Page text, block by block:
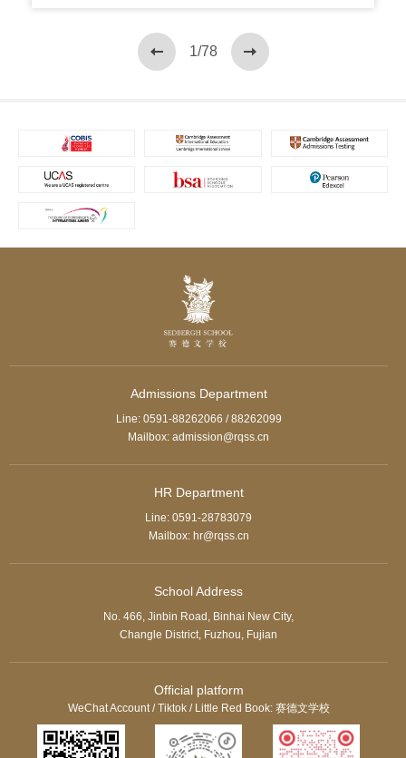
1/78
Admissions Department
Line: 0591-88262066 / 88262099
Mailbox: admission@rqss.cn
HR Department
Line: 0591-28783079
Mailbox: hr@rqss.cn
School Address
No. 466, Jinbin Road, Binhai New City,
Changle District, Fuzhou, Fujian
Official platform
WeChat Account / Tiktok / Little Red Book: 赛德文学校